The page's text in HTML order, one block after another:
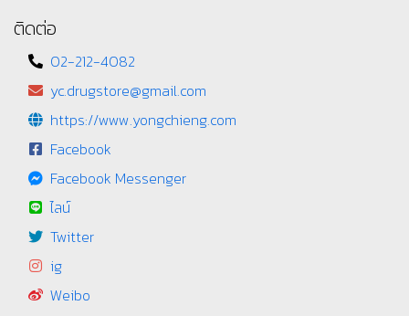
ติดต่อ
02-212-4082
yc.drugstore@gmail.com
https://www.yongchieng.com
Facebook
Facebook Messenger
ไลน์
Twitter
ig
Weibo